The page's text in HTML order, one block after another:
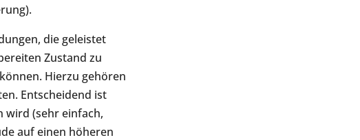
die geleistet
Zustand zu
Hierzu gehören
Entscheidend ist
wird (sehr einfach,
auf einen höheren